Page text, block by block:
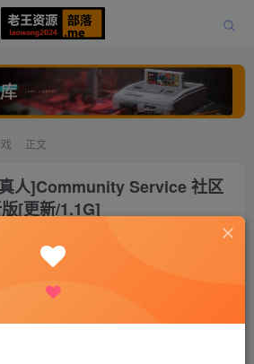
正文
人]Community Service 社区
[更新/1.1G]